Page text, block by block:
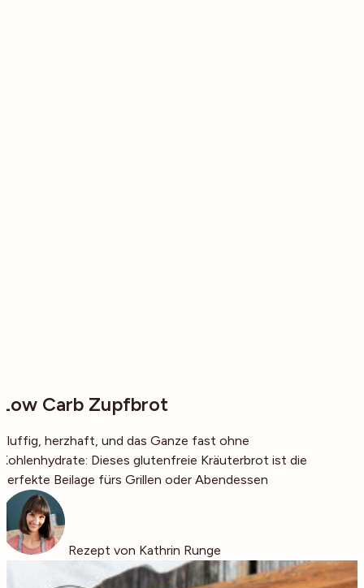
Low Carb Zupfbrot
Fluffig, herzhaft, und das Ganze fast ohne
Kohlenhydrate: Dieses glutenfreie Kräuterbrot ist die
perfekte Beilage fürs Grillen oder Abendessen
Rezept von Kathrin Runge